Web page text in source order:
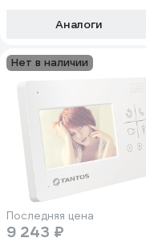
Аналоги
Нет в наличии
Последняя цена
9 243 ₽